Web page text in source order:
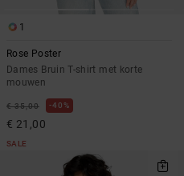
1
Rose Poster
Dames Bruin T-shirt met korte
mouwen
€ 35,00 40%
€ 21,00
SALE